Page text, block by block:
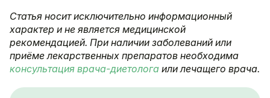
Статья носит исключительно информационный
характер и не является медицинской
рекомендацией. При наличии заболеваний или
приёме лекарственных препаратов необходима
консультация врача-диетолога или лечащего врача.